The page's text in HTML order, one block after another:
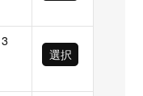
3
選択